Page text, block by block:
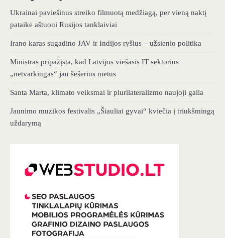
Ukrainai paviešinus streiko filmuotą medžiagą, per vieną naktį
pataikė aštuoni Rusijos tanklaiviai
Irano karas sugadino JAV ir Indijos ryšius – užsienio politika
Ministras pripažįsta, kad Latvijos viešasis IT sektorius
„netvarkingas“ jau šešerius metus
Santa Marta, klimato veiksmai ir plurilateralizmo naujoji galia
Jaunimo muzikos festivalis „Šiauliai gyvai“ kviečia į triukšmingą
uždarymą